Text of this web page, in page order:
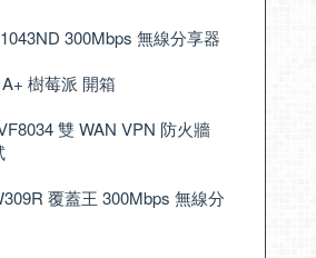
300Mbps 無線分享器
樹莓派 開箱
雙 WAN VPN 防火牆
覆蓋王 300Mbps 無線分